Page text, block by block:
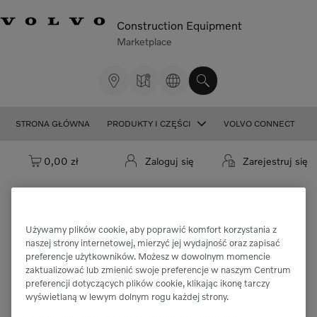
Construction Equipment
Marketplace
STRONA GŁÓWNA PRODUKTY I CZĘŚCI VOLVO CONNECT
Koszyk: pusty
0,00 zł Zaloguj się Zarejestruj się
Przepraszamy, ale nie można znaleźć
części "VOE9060100002".
Używamy plików cookie, aby poprawić komfort korzystania z
naszej strony internetowej, mierzyć jej wydajność oraz zapisać
preferencje użytkowników. Możesz w dowolnym momencie
zaktualizować lub zmienić swoje preferencje w naszym Centrum
preferencji dotyczących plików cookie, klikając ikonę tarczy
wyświetlaną w lewym dolnym rogu każdej strony.